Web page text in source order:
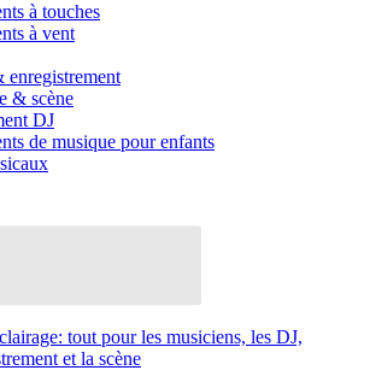
à touches
à vent
enregistrement
& scène
DJ
de musique pour enfants
tout pour les musiciens, les DJ,
et la scène